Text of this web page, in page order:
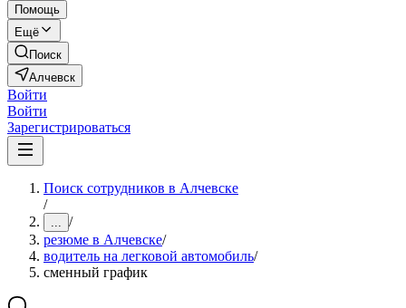
Помощь
Ещё
Поиск
Алчевск
Войти
Войти
Зарегистрироваться
Поиск сотрудников в Алчевске
/
... /
резюме в Алчевске/
водитель на легковой автомобиль/
сменный график